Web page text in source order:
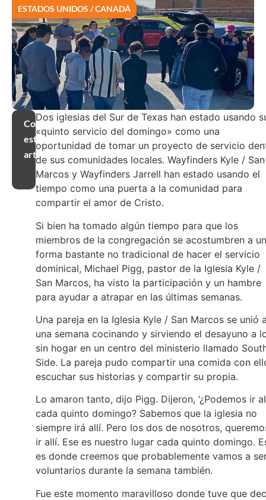
ESTADOS UNIDOS / CANADÁ
Compartir
este
artículo
Dos iglesias del Sur de Texas han estado usando
«quinto servicio del domingo» como una
oportunidad de tomar un proyecto de servicio
de sus comunidades locales. Wayfinders Kyle / San
Marcos y Wayfinders Jarrell han estado usando el
tiempo como una puerta a la comunidad para
compartir el amor de Cristo.
Si bien ha tomado algún tiempo para que los
miembros de la congregación se acostumbren a
forma bastante no tradicional de hacer el servicio
dominical, Michael Pigg, pastor de la Iglesia Kyle /
San Marcos, ha visto la participación y un hambre
para ayudar a atrapar en las últimas semanas.
Una pareja en la Iglesia Kyle / San Marcos se unió
una semana cocinando y sirviendo el desayuno a
sin hogar en un centro del ministerio llamado
Side. La pareja pudo compartir una comida con
escuchar sus historias y compartir su propia.
Lo amaron tanto, dijo Pigg. Dijeron, ‘¿Podemos ir
cada quinto domingo? Sabemos que la iglesia no
siempre irá allí. Pero los dos de nosotros,
ir allí. Ese es nuestro lugar cada quinto domingo.
es donde creemos que probablemente vamos a
voluntarios durante la semana también.
Fue este momento maravilloso donde tuve que